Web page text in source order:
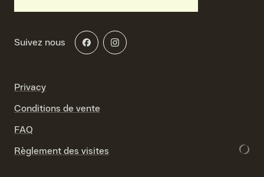
Suivez nous
Privacy
Conditions de vente
FAQ
Règlement des visites